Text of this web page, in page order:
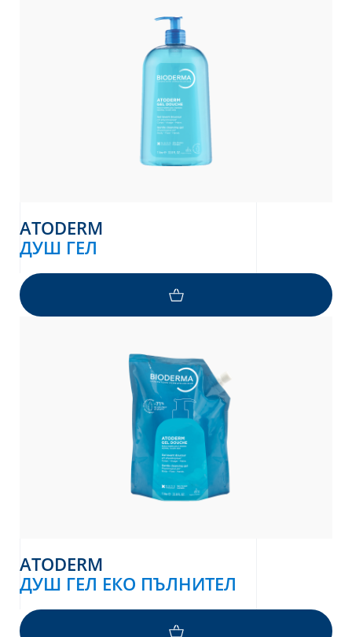
ATODERM
ДУШ ГЕЛ
ATODERM
ДУШ ГЕЛ ЕКО ПЪЛНИТЕЛ